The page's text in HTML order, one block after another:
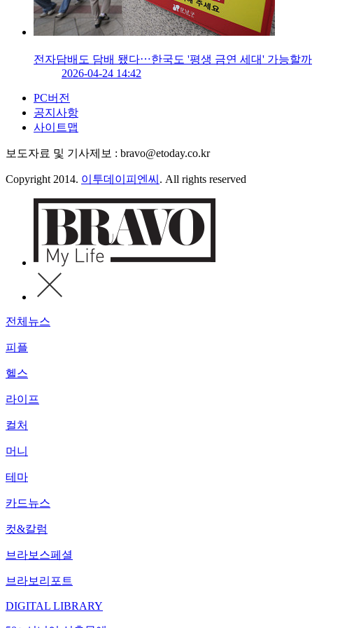
전자담배도 담배 됐다⋯한국도 '평생 금연 세대' 가능할까
2026-04-24 14:42
PC버전
공지사항
사이트맵
보도자료 및 기사제보 : bravo@etoday.co.kr
Copyright 2014. 이투데이피엔씨 . All rights reserved
전체뉴스
피플
헬스
라이프
컬처
머니
테마
카드뉴스
컷&칼럼
브라보스페셜
브라보리포트
DIGITAL LIBRARY